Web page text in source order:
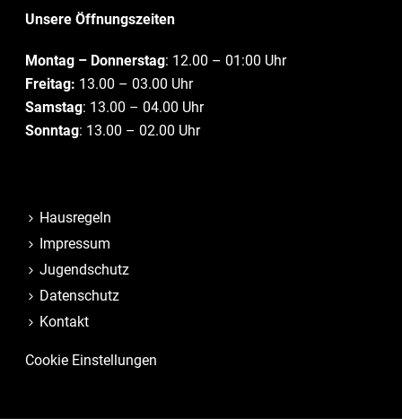
Unsere Öffnungszeiten
Montag – Donnerstag: 12.00 – 01:00 Uhr
Freitag: 13.00 – 03.00 Uhr
Samstag: 13.00 – 04.00 Uhr
Sonntag: 13.00 – 02.00 Uhr
Hausregeln
Impressum
Jugendschutz
Datenschutz
Kontakt
Cookie Einstellungen